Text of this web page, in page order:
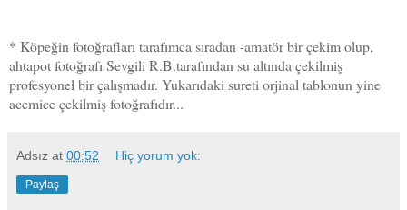
* Köpeğin fotoğrafları tarafımca sıradan -amatör bir çekim olup,
ahtapot fotoğrafı Sevgili R.B.tarafından su altında çekilmiş
profesyonel bir çalışmadır. Yukarıdaki sureti orjinal tablonun yine
acemice çekilmiş fotoğrafıdır...
Adsız at 00:52 Hiç yorum yok:
Paylaş